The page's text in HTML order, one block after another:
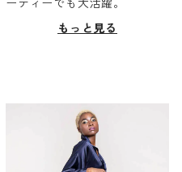
ーティーでも大活躍。
もっと見る